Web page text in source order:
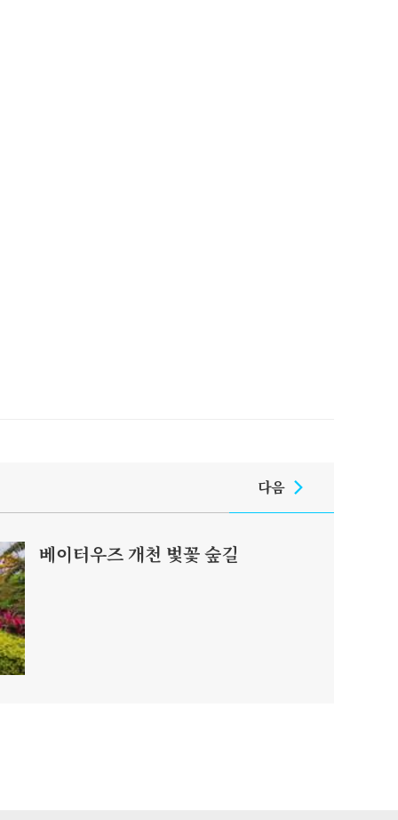
다음
베이터우즈 개천 벛꽃 숲길